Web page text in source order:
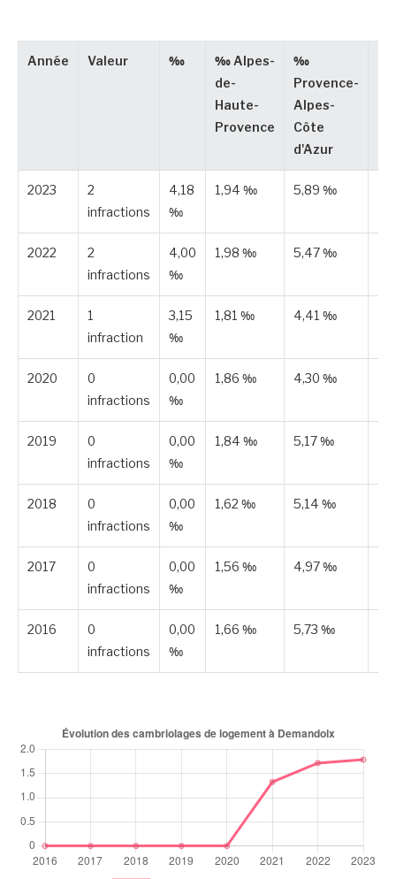
Année Valeur ‰
‰ Alpes-
de-
Haute-
Provence
‰
Provence-
Alpes-
Côte
d'Azur
2023
2
infractions
4,18
‰
1,94 ‰ 5,89 ‰
2022
2
infractions
4,00
‰
1,98 ‰ 5,47 ‰
2021
1
infraction
3,15
‰
1,81 ‰ 4,41 ‰
2020
0
infractions
0,00
‰
1,86 ‰ 4,30 ‰
2019
0
infractions
0,00
‰
1,84 ‰ 5,17 ‰
2018
0
infractions
0,00
‰
1,62 ‰ 5,14 ‰
2017
0
infractions
0,00
‰
1,56 ‰ 4,97 ‰
2016
0
infractions
0,00
‰
1,66 ‰ 5,73 ‰